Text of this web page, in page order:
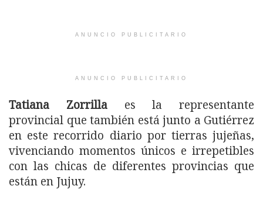
ANUNCIO PUBLICITARIO
ANUNCIO PUBLICITARIO
Tatiana Zorrillaes la representante
provincial que también está junto a Gutiérrez
en este recorrido diario por tierras jujeñas,
vivenciando momentos únicos e irrepetibles
con las chicas de diferentes provincias que
están en Jujuy.